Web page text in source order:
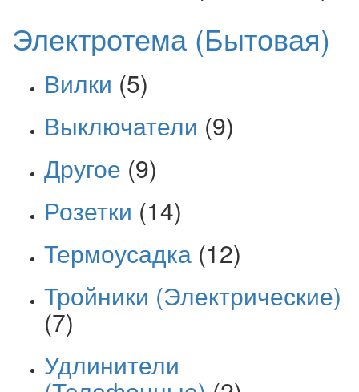
Электротема (Бытовая)
Вилки (5)
Выключатели (9)
Другое (9)
Розетки (14)
Термоусадка (12)
Тройники (Электрические)
(7)
Удлинители